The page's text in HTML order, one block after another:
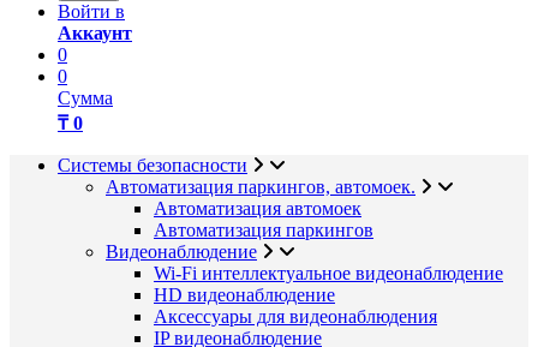
Войти в
Аккаунт
0
0
Сумма
₸ 0
Системы безопасности
Автоматизация паркингов, автомоек.
Автоматизация автомоек
Автоматизация паркингов
Видеонаблюдение
Wi-Fi интеллектуальное видеонаблюдение
HD видеонаблюдение
Аксессуары для видеонаблюдения
IP видеонаблюдение